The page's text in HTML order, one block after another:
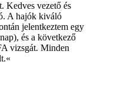
Kedves vezető és
A hajók kiváló
jelentkeztem egy
és a következő
vizsgát. Minden